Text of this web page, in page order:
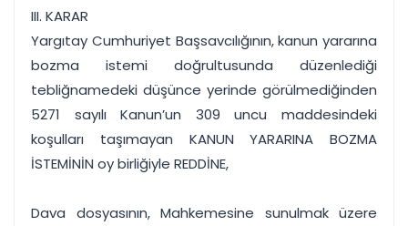
III. KARAR
Yargıtay Cumhuriyet Başsavcılığının, kanun yararına
bozma istemi doğrultusunda düzenlediği
tebliğnamedeki düşünce yerinde görülmediğinden
5271 sayılı Kanun’un 309 uncu maddesindeki
koşulları taşımayan KANUN YARARINA BOZMA
İSTEMİNİN oy birliğiyle REDDİNE,
Dava dosyasının, Mahkemesine sunulmak üzere